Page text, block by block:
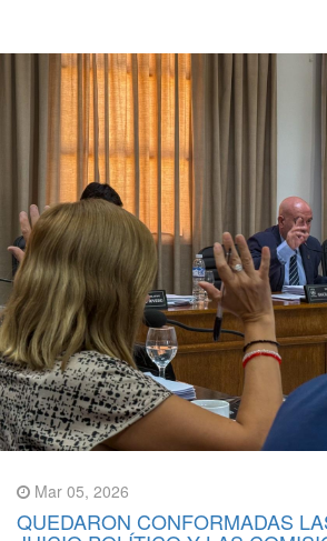
Mar 05, 2026
QUEDARON CONFORMADAS